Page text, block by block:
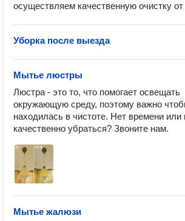
осуществляем качественную очистку от
Уборка после выезда
Мытье люстры
Люстра - это то, что помогает освещать
окружающую среду, поэтому важно
находилась в чистоте. Нет времени или
качественно убраться? Звоните нам.
Мытье жалюзи